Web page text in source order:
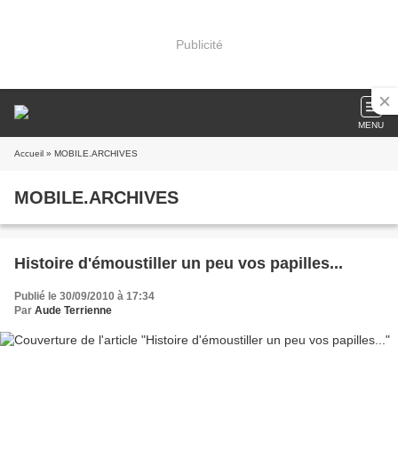
Publicité
MENU
Accueil » MOBILE.ARCHIVES
MOBILE.ARCHIVES
Histoire d'émoustiller un peu vos papilles...
Publié le 30/09/2010 à 17:34
Par Aude Terrienne